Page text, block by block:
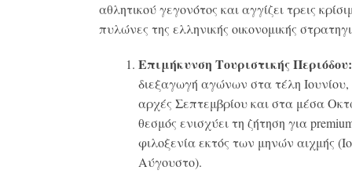
αθλητικού γεγονότος και αγγίζει τρεις
πυλώνες της ελληνικής οικονομικής
Επιμήκυνση Τουριστικής Περιόδου:
διεξαγωγή αγώνων στα τέλη Ιουνίου,
αρχές Σεπτεμβρίου και στα μέσα
θεσμός ενισχύει τη ζήτηση για
φιλοξενία εκτός των μηνών αιχμής
Αύγουστο).